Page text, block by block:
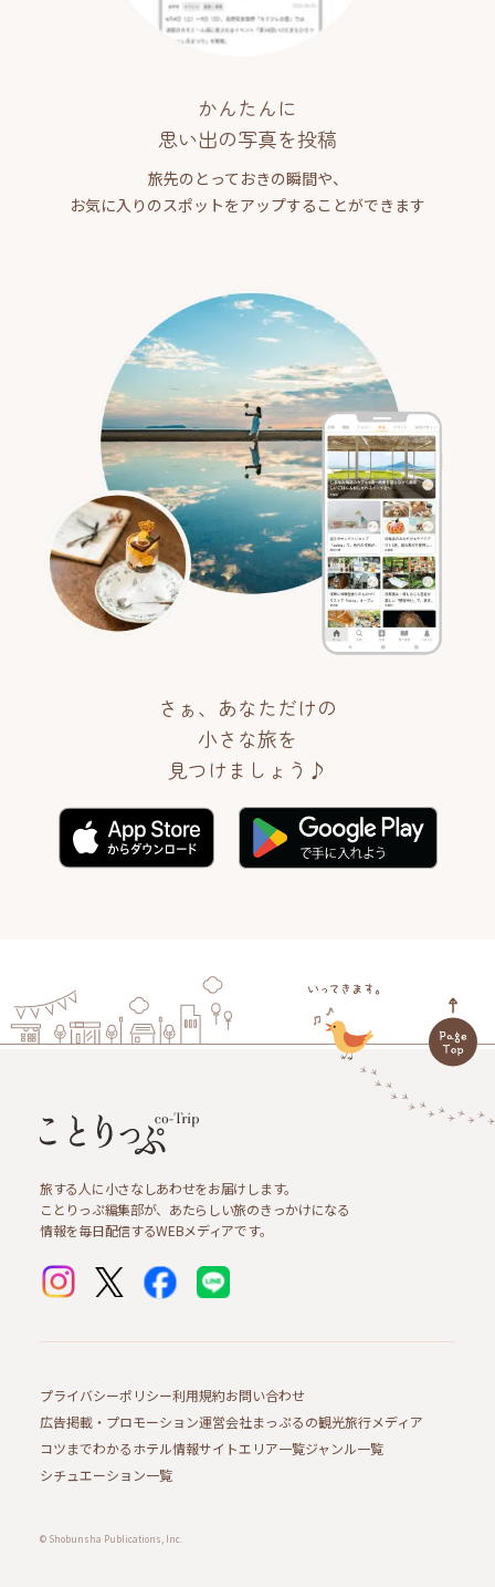
かんたんに
思い出の写真を投稿
旅先のとっておきの瞬間や、
お気に入りのスポットをアップすることができます
さぁ、あなただけの
小さな旅を
見つけましょう♪
旅する人に小さなしあわせをお届けします。
ことりっぷ編集部が、あたらしい旅のきっかけになる
情報を毎日配信するWEBメディアです。
プライバシーポリシー利用規約お問い合わせ
広告掲載・プロモーション運営会社まっぷるの観光旅行メディア
コツまでわかるホテル情報サイトエリア一覧ジャンル一覧
シチュエーション一覧
© Shobunsha Publications, Inc.